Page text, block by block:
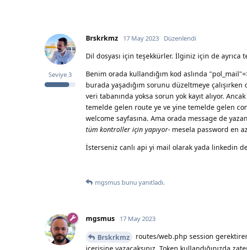
Brskrkmz
Seviye3
17 May 2023 Düzenlendi
Dil dosyası için teşekkürler. İlginiz için de ayrıca
Benim orada kullandığım kod aslında
burada yaşadığım sorunu düzeltmeye
veri tabanında yoksa sorun yok kayıt alıyor.
temelde gelen route ye ve yine temelde gelen
welcome sayfasına. Ama orada message de
tüm kontroller için yapıyor- mesela password en
İsterseniz canlı api yi mail olarak yada linkedin
mgsmus bunu yanıtladı.
mgsmus 17 May 2023
Brskrkmz
routes/web.php session
içerisine yazacaksınız. Token kullandığınızda